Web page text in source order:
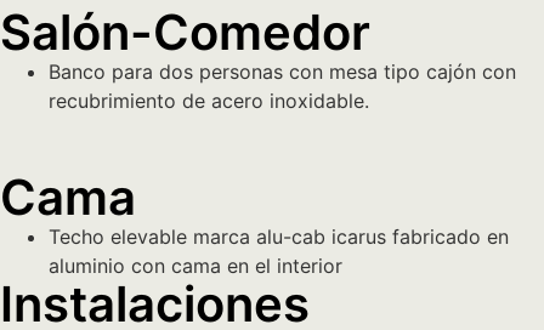
Salón-Comedor
Banco para dos personas con mesa tipo cajón con
recubrimiento de acero inoxidable.
Cama
Techo elevable marca alu-cab icarus fabricado en
aluminio con cama en el interior
Instalaciones